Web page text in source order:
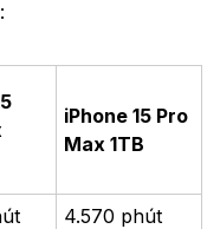
iPhone 15 Pro
Max 1TB
4.570 phút